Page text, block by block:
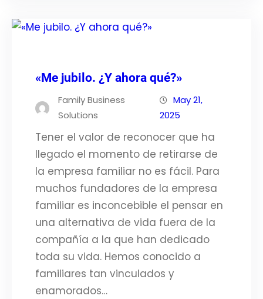
«Me jubilo. ¿Y ahora qué?»
Family Business
Solutions
May 21,
2025
Tener el valor de reconocer que ha
llegado el momento de retirarse de
la empresa familiar no es fácil. Para
muchos fundadores de la empresa
familiar es inconcebible el pensar en
una alternativa de vida fuera de la
compañía a la que han dedicado
toda su vida. Hemos conocido a
familiares tan vinculados y
enamorados…